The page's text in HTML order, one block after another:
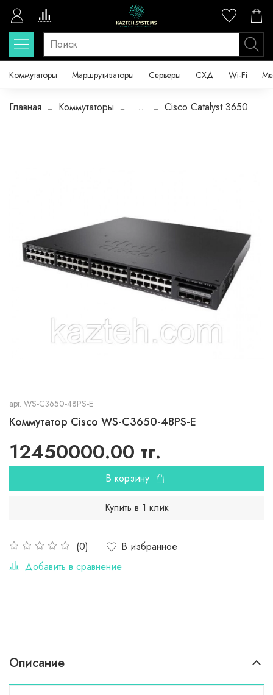
Коммутаторы Маршрутизаторы Серверы СХД Wi-Fi
Главная Коммутаторы ... Cisco Catalyst 3650
арт. WS-C3650-48PS-E
Коммутатор Cisco WS-C3650-48PS-E
(0)
В избранное
Добавить в сравнение
12450000.00 тг.
В корзину
Купить в 1 клик
Описание